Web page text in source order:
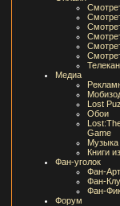
Медиа
Lost
Обои
Game
Музыка
Книги
Фан-уголок
Фан-Арт
Фан-
Фан-
Форум